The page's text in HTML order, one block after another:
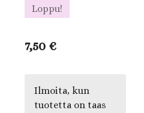
Loppu!
7,50 €
Ilmoita, kun
tuotetta on taas